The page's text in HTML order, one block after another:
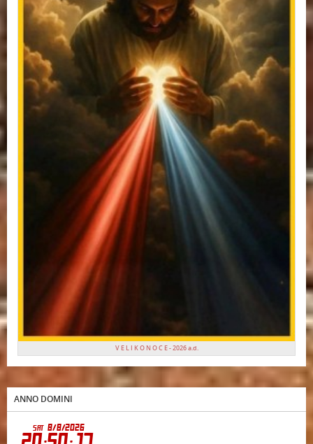
V E L I K O N O C E - 2026 a.d.
ANNO DOMINI